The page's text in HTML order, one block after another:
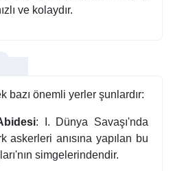
ve kolaydır.
bazı önemli yerler şunlardır:
: I. Dünya Savaşı'nda
askerleri anısına yapılan bu
simgelerindendir.